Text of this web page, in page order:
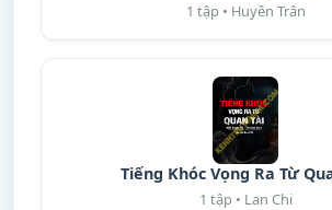
1 tập • Huyền Trân
Tiếng Khóc Vọng Ra Từ
1 tập • Lan Chi